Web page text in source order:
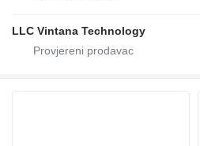
LLC Vintana Technology